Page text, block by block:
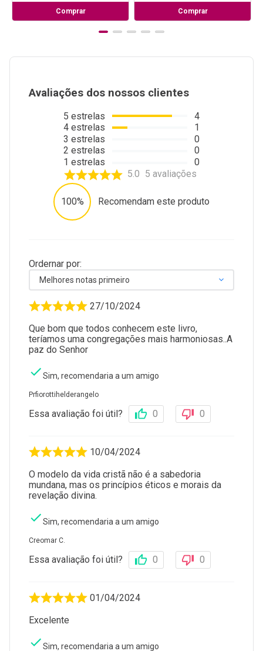
Comprar Comprar
Avaliações dos nossos clientes
5 estrelas
4 estrelas
3 estrelas
2 estrelas
1 estrelas
4
1
0
0
0
5.0 5 avaliações
100% Recomendam este produto
Ordernar por:
Melhores notas primeiro
27/10/2024
Que bom que todos conhecem este livro,
teríamos uma congregações mais harmoniosas..A
paz do Senhor
Sim, recomendaria a um amigo
Prfiorottihelderangelo
Essa avaliação foi útil? 0 0
10/04/2024
O modelo da vida cristã não é a sabedoria
mundana, mas os princípios éticos e morais da
revelação divina.
Sim, recomendaria a um amigo
Creomar C.
Essa avaliação foi útil? 0 0
01/04/2024
Excelente
Sim, recomendaria a um amigo